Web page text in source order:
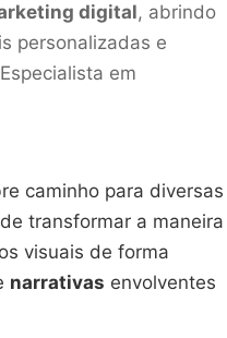
digital, abrindo
personalizadas e
em
caminho para diversas
transformar a maneira
visuais de forma
narrativas envolventes